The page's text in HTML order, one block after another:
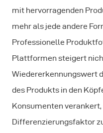
mit hervorragenden
mehr als jede andere
Professionelle
Plattformen steigert
Wiedererkennungswert
des Produkts in den
Konsumenten
Differenzierungsfaktor